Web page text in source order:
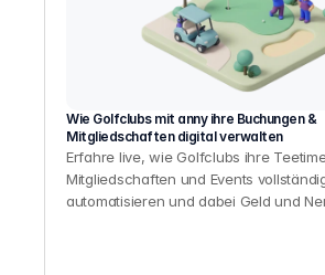
Wie Golfclubs mit anny ihre Buchungen &
Mitgliedschaften digital verwalten
Erfahre live, wie Golfclubs ihre
Mitgliedschaften und Events
automatisieren und dabei Geld und